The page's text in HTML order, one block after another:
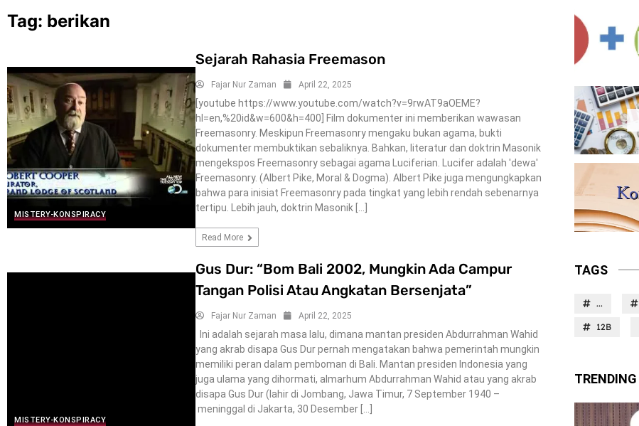
Tag: berikan
MISTERY-KONSPIRACY
Sejarah Rahasia Freemason
Fajar Nur Zaman April 22, 2025
[youtube https://www.youtube.com/watch?v=9rwAT9aOEME?
hl=en,%20id&w=600&h=400] Film dokumenter ini memberikan wawasan
Freemasonry. Meskipun Freemasonry mengaku bukan agama, bukti
dokumenter membuktikan sebaliknya. Bahkan, literatur dan doktrin Masonik
mengekspos Freemasonry sebagai agama Luciferian. Lucifer adalah 'dewa'
Freemasonry. (Albert Pike, Moral & Dogma). Albert Pike juga mengungkapkan
bahwa para inisiat Freemasonry pada tingkat yang lebih rendah sebenarnya
tertipu. Lebih jauh, doktrin Masonik […]
Read More
MISTERY-KONSPIRACY
Gus Dur: “Bom Bali 2002, Mungkin Ada Campur
Tangan Polisi Atau Angkatan Bersenjata”
Fajar Nur Zaman April 22, 2025
Ini adalah sejarah masa lalu, dimana mantan presiden Abdurrahman Wahid
yang akrab disapa Gus Dur pernah mengatakan bahwa pemerintah mungkin
memiliki peran dalam pemboman di Bali. Mantan presiden Indonesia yang
juga ulama yang dihormati, almarhum Abdurrahman Wahid atau yang akrab
disapa Gus Dur (lahir di Jombang, Jawa Timur, 7 September 1940 –
meninggal di Jakarta, 30 Desember […]
TAGS
...
12B
TRENDING